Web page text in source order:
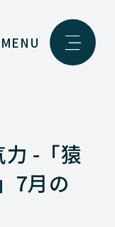
MENU
-「猿
7月の